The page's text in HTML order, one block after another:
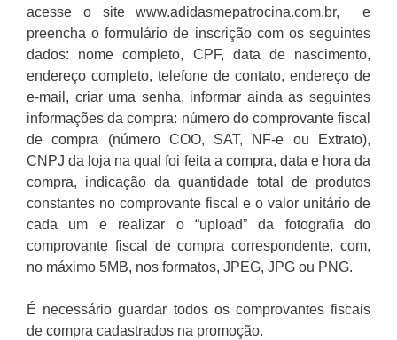
acesse o site www.adidasmepatrocina.com.br, e
preencha o formulário de inscrição com os seguintes
dados: nome completo, CPF, data de nascimento,
endereço completo, telefone de contato, endereço de
e-mail, criar uma senha, informar ainda as seguintes
informações da compra: número do comprovante fiscal
de compra (número COO, SAT, NF-e ou Extrato),
CNPJ da loja na qual foi feita a compra, data e hora da
compra, indicação da quantidade total de produtos
constantes no comprovante fiscal e o valor unitário de
cada um e realizar o “upload” da fotografia do
comprovante fiscal de compra correspondente, com,
no máximo 5MB, nos formatos, JPEG, JPG ou PNG.
É necessário guardar todos os comprovantes fiscais
de compra cadastrados na promoção.